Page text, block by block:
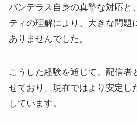
バンデラス自身の真摯な対応と
ティの理解により、大きな問題
ありませんでした。
こうした経験を通じて、配信者
せており、現在ではより安定し
しています。